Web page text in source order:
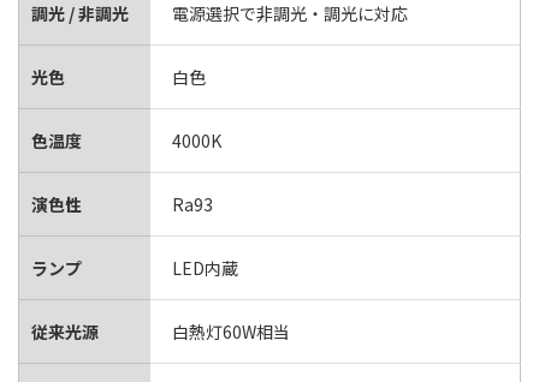
調光 / 非調光 電源選択で非調光・調光に対応
光色 白色
色温度 4000K
演色性 Ra93
ランプ LED内蔵
従来光源 白熱灯60W相当